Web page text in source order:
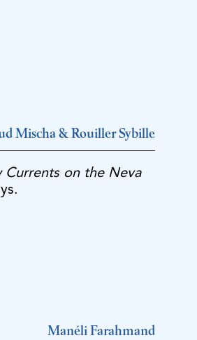
Mischa & Rouiller Sybille
Currents on the Neva
Manéli Farahmand